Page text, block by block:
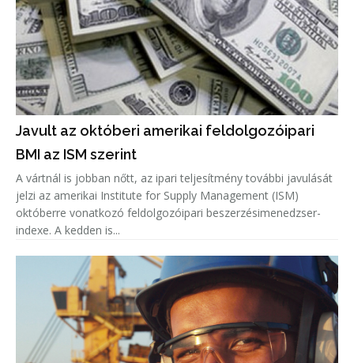
Javult az októberi amerikai feldolgozóipari
BMI az ISM szerint
A vártnál is jobban nőtt, az ipari teljesítmény további javulását
jelzi az amerikai Institute for Supply Management (ISM)
októberre vonatkozó feldolgozóipari beszerzésimenedzser-
indexe. A kedden is...